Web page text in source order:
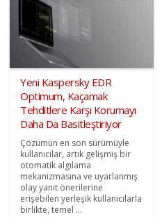
Yeni Kaspersky EDR
Optimum, Kaçamak
Tehditlere Karşı Korumayı
Daha Da Basitleştiriyor
Çözümün en son sürümüyle
kullanıcılar, artık gelişmiş bir
otomatik algılama
mekanizmasına ve uyarlanmış
olay yanıt önerilerine
erişebilen yerleşik kullanıcılarla
birlikte, temel ...